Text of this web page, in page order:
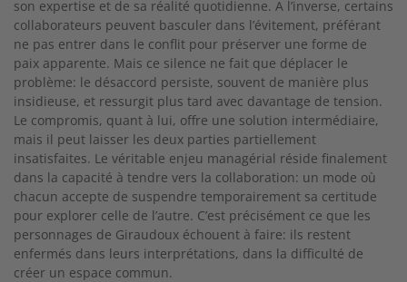
son expertise et de sa réalité quotidienne. A l’inverse, certains
collaborateurs peuvent basculer dans l’évitement, préférant
ne pas entrer dans le conflit pour préserver une forme de
paix apparente. Mais ce silence ne fait que déplacer le
problème: le désaccord persiste, souvent de manière plus
insidieuse, et ressurgit plus tard avec davantage de tension.
Le compromis, quant à lui, offre une solution intermédiaire,
mais il peut laisser les deux parties partiellement
insatisfaites. Le véritable enjeu managérial réside finalement
dans la capacité à tendre vers la collaboration: un mode où
chacun accepte de suspendre temporairement sa certitude
pour explorer celle de l’autre. C’est précisément ce que les
personnages de Giraudoux échouent à faire: ils restent
enfermés dans leurs interprétations, dans la difficulté de
créer un espace commun.